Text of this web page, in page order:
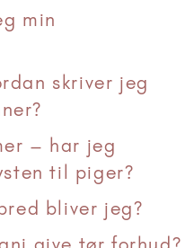
min
skriver jeg
– har jeg
til piger?
bliver jeg?